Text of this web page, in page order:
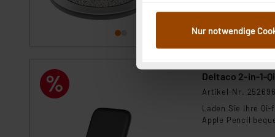
Weiterverarbeitung für die
Abs.1a DSG-VO) zu. Eine
ganz oder teilweise
anpassen oder
Auswertung und Analyse
dazu führen, dass die
Nur notwendige
Deltaco 2-in-1-
Artikel-Nr. 252696
Laden Sie Ihre
Apple Pencil